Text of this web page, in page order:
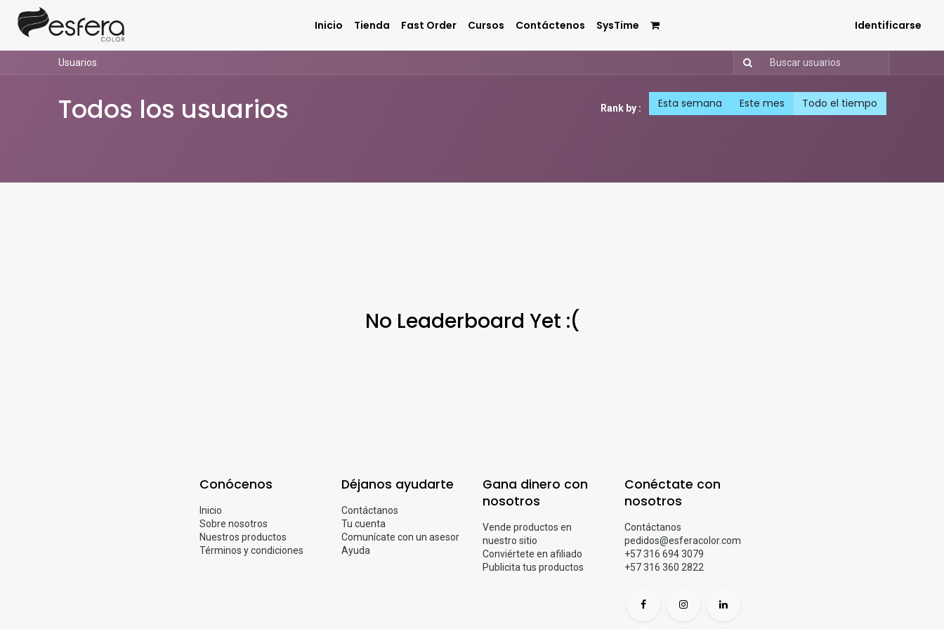
Inicio Tienda Fast Order Cursos Contáctenos SysTime Identificarse
Usuarios
Todos los usuarios Rank by : Esta semana Este mes Todo el tiempo
No Leaderboard Yet :(
Conócenos
Inicio
Sobre nosotros
Nuestros productos
Términos y condiciones
Déjanos ayudarte
Contáctanos
Tu cuenta
Comunícate con un asesor
Ayuda
Gana dinero con
nosotros
Vende productos en
nuestro sitio
Conviértete en afiliado
Publicita tus productos
Conéctate con
nosotros
Contáctanos
pedidos@esferacolor.com
+57 316 694 3079
+57 316 360 2822